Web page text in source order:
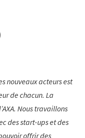
nouveaux acteurs est
de chacun. La
Nous travaillons
des start-ups et des
offrir des